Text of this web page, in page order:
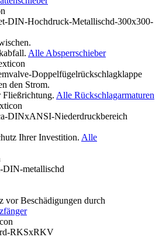
Alle Absperrschieber
den Strom.
Fließrichtung. Alle Rückschlagarmaturen
Ihrer Investition. Alle
vor Beschädigungen durch